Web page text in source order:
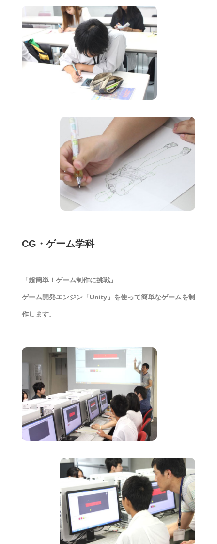
CG・ゲーム学科
「超簡単！ゲーム制作に挑戦」
ゲーム開発エンジン「Unity」を使って簡単なゲームを制
作します。